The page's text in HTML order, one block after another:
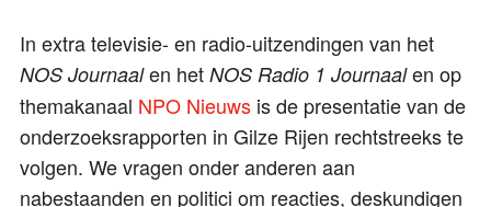
In extra televisie- en radio-uitzendingen van het
NOS Journaalen het NOS Radio 1 Journaalen op
themakanaal NPO Nieuws is de presentatie van de
onderzoeksrapporten in Gilze Rijen rechtstreeks te
volgen. We vragen onder anderen aan
nabestaanden en politici om reacties, deskundigen